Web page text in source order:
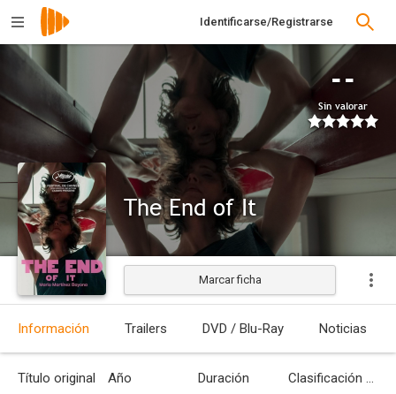
Identificarse/Registrarse
--
Sin valorar
The End of It
Estrenada
Marcar ficha
Información Trailers DVD / Blu-Ray Noticias
Título original Año Duración Clasificación por edades